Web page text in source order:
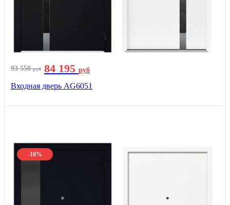
93 550руб 84 195 руб
Входная дверь AG6051
-10%